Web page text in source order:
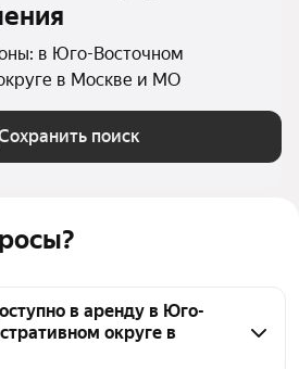
в аренду в Юго-
округе в
в Юго-Восточном
в Москве и МО
поиск